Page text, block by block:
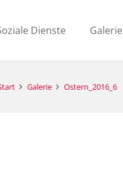
Dienste Galerie
Galerie Ostern_2016_6